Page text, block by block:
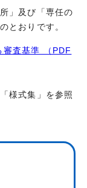
」及び「専任の
とおりです。
審査基準 （PDF
様式集」を参照